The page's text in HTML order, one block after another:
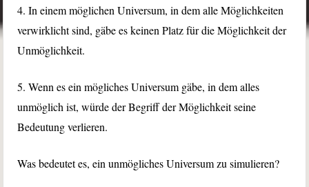
4. In einem möglichen Universum, in dem alle Möglichkeiten
verwirklicht sind, gäbe es keinen Platz für die Möglichkeit der
Unmöglichkeit.
5. Wenn es ein mögliches Universum gäbe, in dem alles
unmöglich ist, würde der Begriff der Möglichkeit seine
Bedeutung verlieren.
Was bedeutet es, ein unmögliches Universum zu simulieren?